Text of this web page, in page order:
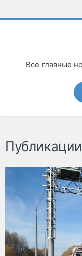
Все главные